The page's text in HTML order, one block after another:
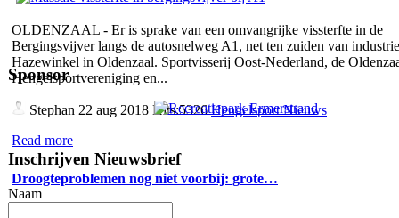
OLDENZAAL - Er is sprake van een omvangrijke vissterfte in de
Bergingsvijver langs de autosnelweg A1, net ten zuiden van
Hazewinkel in Oldenzaal. Sportvisserij Oost-Nederland, de
Hengelsportvereniging en...
Stephan 22 aug 2018 Hits:5326Hengelsport Nieuws
Read more
Droogteproblemen nog niet voorbij: grote…
Sponsor
Inschrijven Nieuwsbrief
Naam